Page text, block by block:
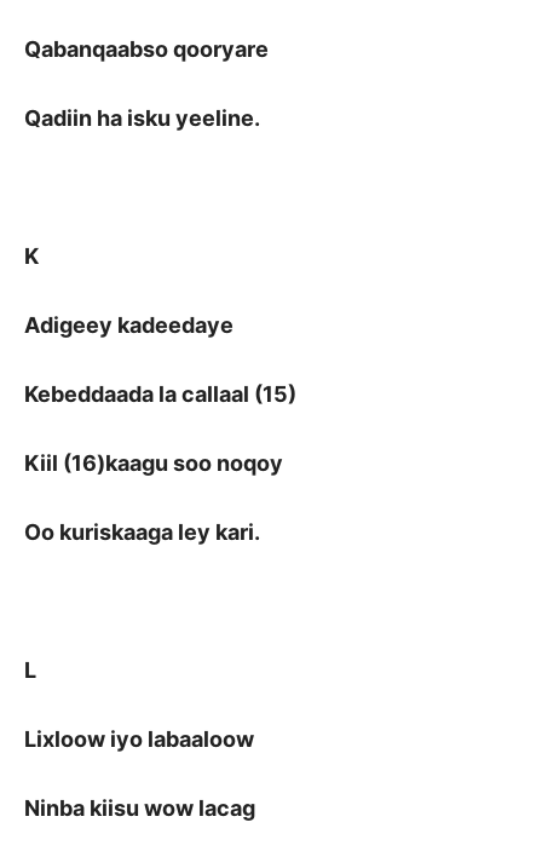
Qabanqaabso qooryare
Qadiin ha isku yeeline.
K
Adigeey kadeedaye
Kebeddaada la callaal (15)
Kiil (16)kaagu soo noqoy
Oo kuriskaaga ley kari.
L
Lixloow iyo labaaloow
Ninba kiisu wow lacag